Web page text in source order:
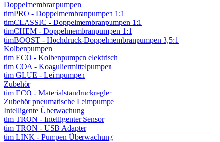
Doppelmembranpumpen
timPRO - Doppelmembranpumpen 1:1
timCLASSIC - Doppelmembranpumpen 1:1
timCHEM - Doppelmembranpumpen 1:1
timBOOST - Hochdruck-Doppelmembranpumpen 3,5:1
Kolbenpumpen
tim ECO - Kolbenpumpen elektrisch
tim COA - Koaguliermittelpumpen
tim GLUE - Leimpumpen
Zubehör
tim ECO - Materialstaudruckregler
Zubehör pneumatische Leimpumpe
Intelligente Überwachung
tim TRON - Intelligenter Sensor
tim TRON - USB Adapter
tim LINK - Pumpen Überwachung